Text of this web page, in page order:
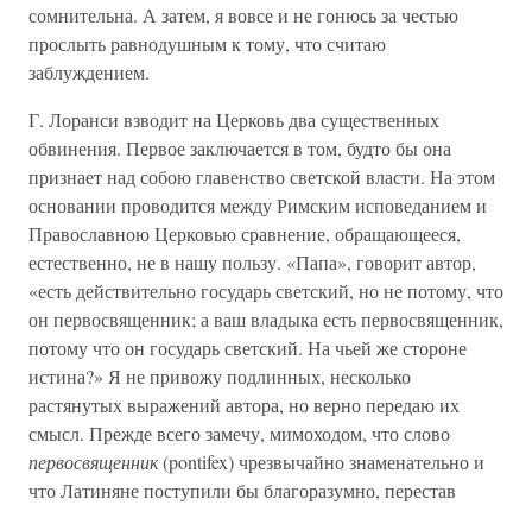
сомнительна. А затем, я вовсе и не гонюсь за честью
прослыть равнодушным к тому, что считаю
заблуждением.
Г. Лоранси взводит на Церковь два существенных
обвинения. Первое заключается в том, будто бы она
признает над собою главенство светской власти. На этом
основании проводится между Римским исповеданием и
Православною Церковью сравнение, обращающееся,
естественно, не в нашу пользу. «Папа», говорит автор,
«есть действительно государь светский, но не потому, что
он первосвященник; а ваш владыка есть первосвященник,
потому что он государь светский. На чьей же стороне
истина?» Я не привожу подлинных, несколько
растянутых выражений автора, но верно передаю их
смысл. Прежде всего замечу, мимоходом, что слово
первосвященник(pontifex) чрезвычайно знаменательно и
что Латиняне поступили бы благоразумно, перестав